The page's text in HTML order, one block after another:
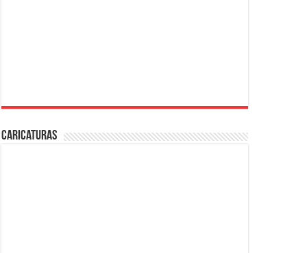
Caricaturas